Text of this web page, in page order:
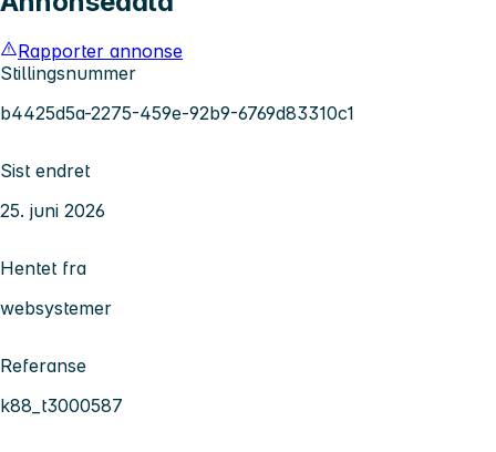
Rapporter annonse
Stillingsnummer
b4425d5a-2275-459e-92b9-6769d83310c1
Sist endret
25. juni 2026
Hentet fra
websystemer
Referanse
k88_t3000587